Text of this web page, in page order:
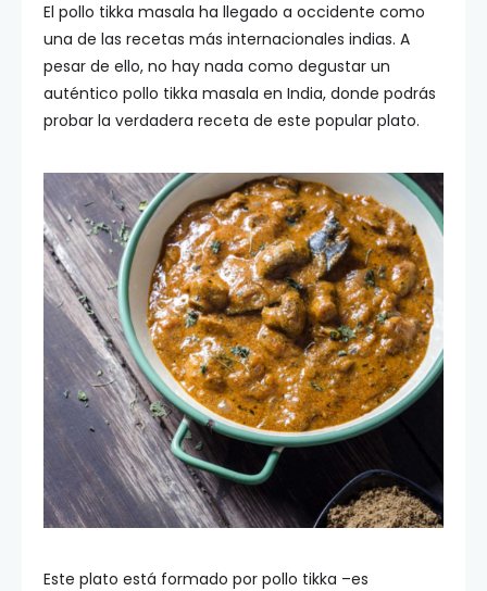
El pollo tikka masala ha llegado a occidente como
una de las recetas más internacionales indias. A
pesar de ello, no hay nada como degustar un
auténtico pollo tikka masala en India, donde podrás
probar la verdadera receta de este popular plato.
Este plato está formado por pollo tikka –es